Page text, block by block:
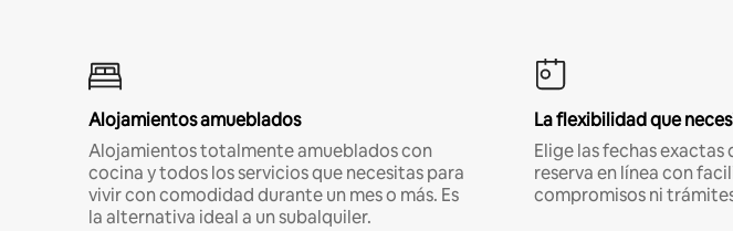
Alojamientos amueblados
Alojamientos totalmente amueblados con
cocina y todos los servicios que necesitas para
vivir con comodidad durante un mes o más. Es
la alternativa ideal a un subalquiler.
La flexibilidad que
Elige las fechas exactas
reserva en línea con
compromisos ni